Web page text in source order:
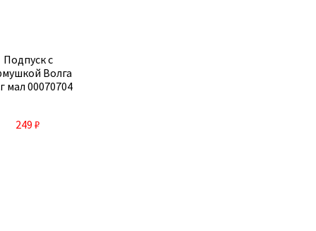
Подпуск с
Волга
мал 00070704
249₽